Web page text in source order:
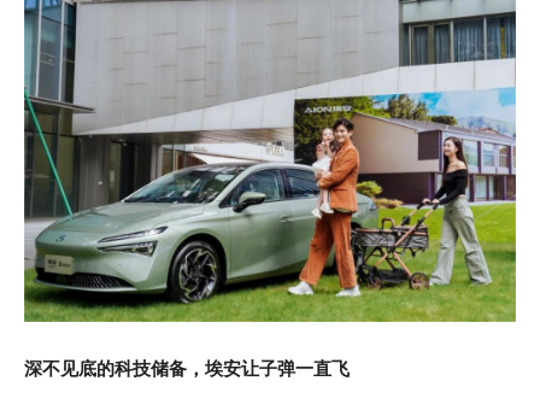
深不见底的科技储备，埃安让子弹一直飞